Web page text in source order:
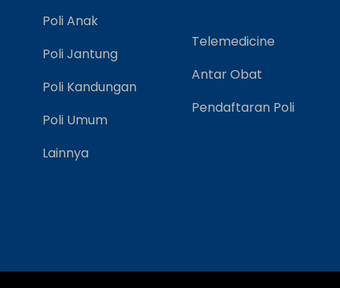
Poli Anak
Poli Jantung
Poli Kandungan
Poli Umum
Lainnya
Telemedicine
Antar Obat
Pendaftaran Poli